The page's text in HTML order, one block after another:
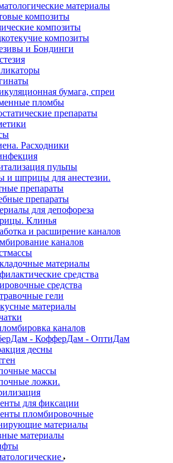
материалы
композиты
композиты
композиты
и Бондинги
бумага, спреи
пломбы
препараты
Расходники
пульпы
и шприцы для анестезии.
препараты
препараты
для депофореза
Клинья
и расширение каналов
каналов
материалы
средства
средства
гели
материалы
каналов
- КофферДам - ОптиДам
десны
массы
ложки.
для фиксации
пломбировочные
материалы
материалы